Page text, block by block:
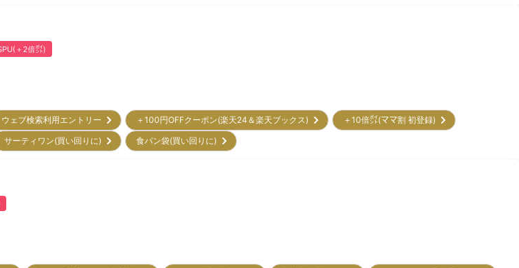
＋2倍㌽)
ウェブ検索利用エントリー ＋100円OFFクーポン(楽天24＆楽天ブックス)
＋10倍㌽(ママ割 初登録)
サーティワン(買い回りに) 食パン袋(買い回りに)